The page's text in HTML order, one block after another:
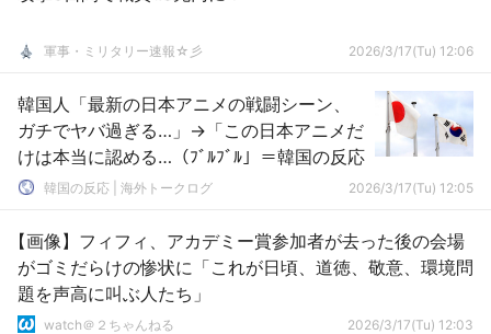
軍事・ミリタリー速報☆彡 2026/3/17(Tu) 12:06
韓国人「最新の日本アニメの戦闘シーン、
ガチでヤバ過ぎる…」→「この日本アニメだ
けは本当に認める…（ﾌﾞﾙﾌﾞﾙ」＝韓国の反応
韓国の反応 | 海外トークログ 2026/3/17(Tu) 12:05
【画像】フィフィ、アカデミー賞参加者が去った後の会場
がゴミだらけの惨状に「これが日頃、道徳、敬意、環境問
題を声高に叫ぶ人たち」
watch＠２ちゃんねる 2026/3/17(Tu) 12:03